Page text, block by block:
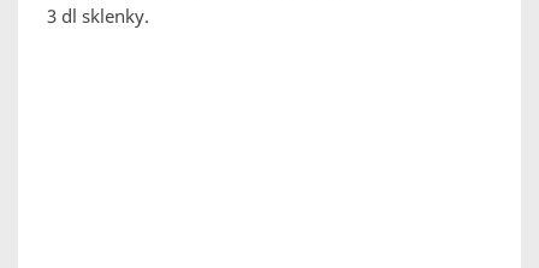
3 dl sklenky.